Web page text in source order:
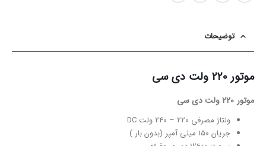
توضیحات
موتور 220 ولت دی سی
موتور 220 ولت دی سی
ولتاژ مصرفی 220 – 240 ولت DC
جریان 150 میلی آمپر (بدون بار )